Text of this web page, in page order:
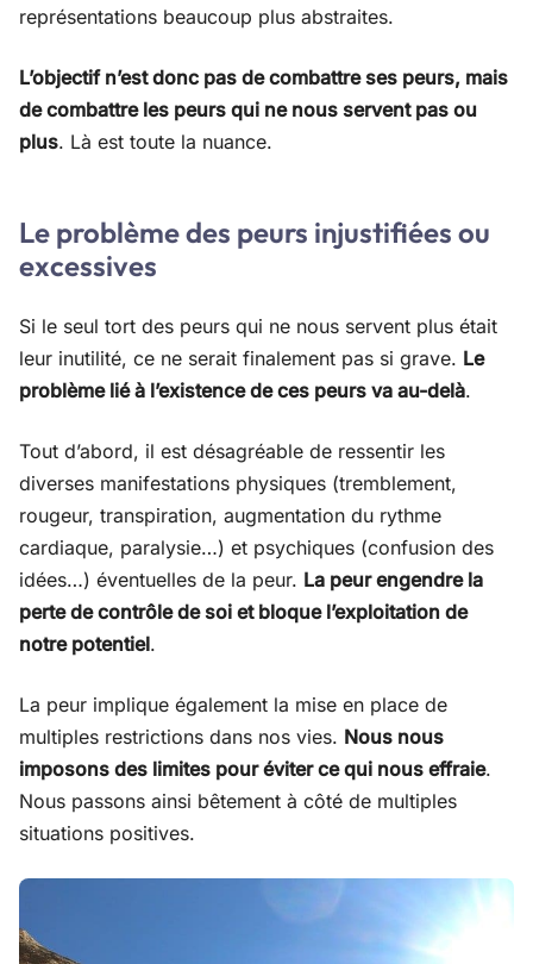
représentations beaucoup plus abstraites.
L’objectif n’est donc pas de combattre ses peurs, mais
de combattre les peurs qui ne nous servent pas ou
plus. Là est toute la nuance.
Le problème des peurs injustifiées ou
excessives
Si le seul tort des peurs qui ne nous servent plus était
leur inutilité, ce ne serait finalement pas si grave. Le
problème lié à l’existence de ces peurs va au-delà.
Tout d’abord, il est désagréable de ressentir les
diverses manifestations physiques (tremblement,
rougeur, transpiration, augmentation du rythme
cardiaque, paralysie…) et psychiques (confusion des
idées…) éventuelles de la peur. La peur engendre la
perte de contrôle de soi et bloque l’exploitation de
notre potentiel.
La peur implique également la mise en place de
multiples restrictions dans nos vies. Nous nous
imposons des limites pour éviter ce qui nous effraie.
Nous passons ainsi bêtement à côté de multiples
situations positives.